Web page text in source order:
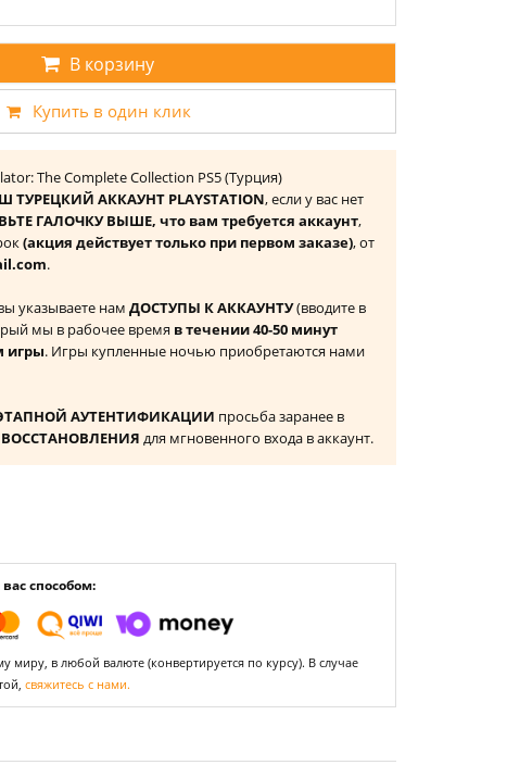
В корзину
Купить в один клик
The Complete Collection PS5 (Турция)
ТУРЕЦКИЙ АККАУНТ PLAYSTATION, если у вас нет
ГАЛОЧКУ ВЫШЕ, что вам требуется аккаунт,
(акция действует только при первом заказе), от
.
указываете нам ДОСТУПЫ К АККАУНТУ(вводите в
мы в рабочее время в течении 40-50 минут
игры. Игры купленные ночью приобретаются нами
АУТЕНТИФИКАЦИИ просьба заранее в
для мгновенного входа в аккаунт.
способом:
в любой валюте (конвертируется по курсу). В случае
свяжитесь с нами.